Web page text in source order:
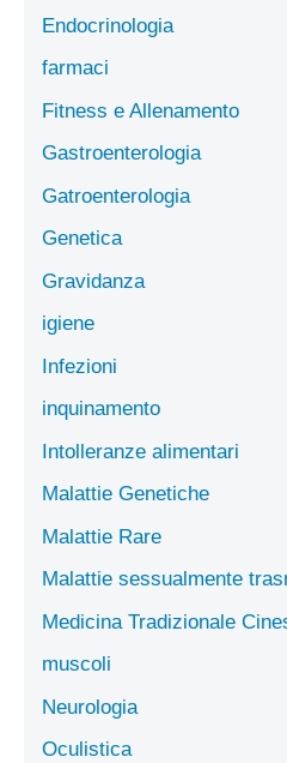
Endocrinologia
farmaci
Fitness e Allenamento
Gastroenterologia
Gatroenterologia
Genetica
Gravidanza
igiene
Infezioni
inquinamento
Intolleranze alimentari
Malattie Genetiche
Malattie Rare
Malattie sessualmente
Medicina Tradizionale
muscoli
Neurologia
Oculistica